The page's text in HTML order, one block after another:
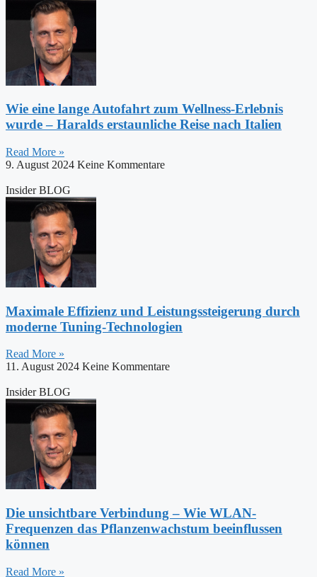
Wie eine lange Autofahrt zum Wellness-Erlebnis
wurde – Haralds erstaunliche Reise nach Italien
Read More »
9. August 2024 Keine Kommentare
Insider BLOG
Maximale Effizienz und Leistungssteigerung durch
moderne Tuning-Technologien
Read More »
11. August 2024 Keine Kommentare
Insider BLOG
Die unsichtbare Verbindung – Wie WLAN-
Frequenzen das Pflanzenwachstum beeinflussen
können
Read More »